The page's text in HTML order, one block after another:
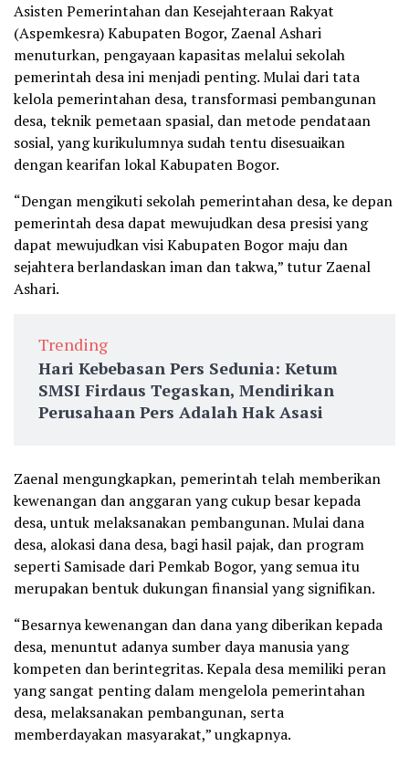
Asisten Pemerintahan dan Kesejahteraan Rakyat
(Aspemkesra) Kabupaten Bogor, Zaenal Ashari
menuturkan, pengayaan kapasitas melalui sekolah
pemerintah desa ini menjadi penting. Mulai dari tata
kelola pemerintahan desa, transformasi pembangunan
desa, teknik pemetaan spasial, dan metode pendataan
sosial, yang kurikulumnya sudah tentu disesuaikan
dengan kearifan lokal Kabupaten Bogor.
“Dengan mengikuti sekolah pemerintahan desa, ke depan
pemerintah desa dapat mewujudkan desa presisi yang
dapat mewujudkan visi Kabupaten Bogor maju dan
sejahtera berlandaskan iman dan takwa,” tutur Zaenal
Ashari.
Trending
Hari Kebebasan Pers Sedunia: Ketum
SMSI Firdaus Tegaskan, Mendirikan
Perusahaan Pers Adalah Hak Asasi
Zaenal mengungkapkan, pemerintah telah memberikan
kewenangan dan anggaran yang cukup besar kepada
desa, untuk melaksanakan pembangunan. Mulai dana
desa, alokasi dana desa, bagi hasil pajak, dan program
seperti Samisade dari Pemkab Bogor, yang semua itu
merupakan bentuk dukungan finansial yang signifikan.
“Besarnya kewenangan dan dana yang diberikan kepada
desa, menuntut adanya sumber daya manusia yang
kompeten dan berintegritas. Kepala desa memiliki peran
yang sangat penting dalam mengelola pemerintahan
desa, melaksanakan pembangunan, serta
memberdayakan masyarakat,” ungkapnya.